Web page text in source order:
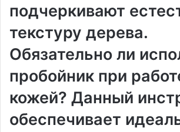
подчеркивают
текстуру дерева.
Обязательно ли
пробойник при
кожей? Данный
обеспечивает